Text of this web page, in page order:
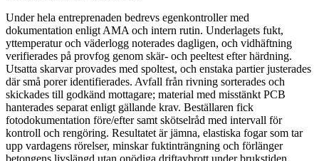
Under hela entreprenaden bedrevs egenkontroller med
dokumentation enligt AMA och intern rutin. Underlagets fukt,
yttemperatur och väderlogg noterades dagligen, och vidhäftning
verifierades på provfog genom skär- och peeltest efter härdning.
Utsatta skarvar provades med spoltest, och enstaka partier justerades
där små porer identifierades. Avfall från rivning sorterades och
skickades till godkänd mottagare; material med misstänkt PCB
hanterades separat enligt gällande krav. Beställaren fick
fotodokumentation före/efter samt skötselråd med intervall för
kontroll och rengöring. Resultatet är jämna, elastiska fogar som tar
upp vardagens rörelser, minskar fuktinträngning och förlänger
betongens livslängd utan onödiga driftavbrott under brukstiden.